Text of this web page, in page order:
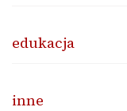
edukacja
inne